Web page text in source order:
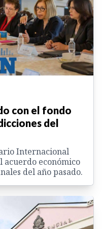
con el fondo
del
Internacional
acuerdo económico
del año pasado.